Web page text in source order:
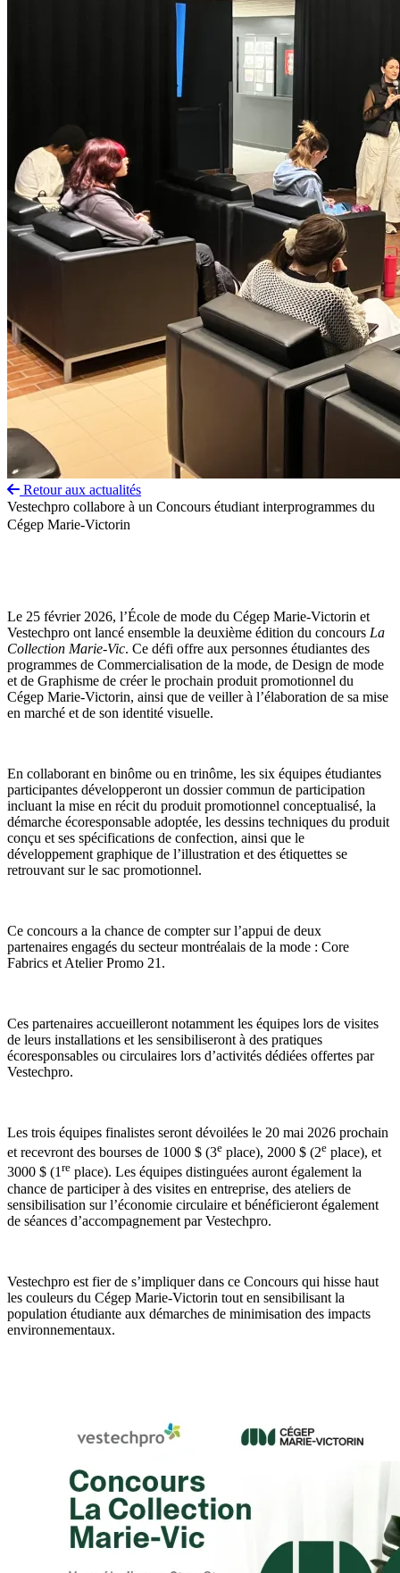
Retour aux actualités
Vestechpro collabore à un Concours étudiant interprogrammes du
Cégep Marie-Victorin
Le 25 février 2026, l’École de mode du Cégep Marie-Victorin et
Vestechpro ont lancé ensemble la deuxième édition du concours La
Collection Marie-Vic. Ce défi offre aux personnes étudiantes des
programmes de Commercialisation de la mode, de Design de mode
et de Graphisme de créer le prochain produit promotionnel du
Cégep Marie-Victorin, ainsi que de veiller à l’élaboration de sa mise
en marché et de son identité visuelle.
En collaborant en binôme ou en trinôme, les six équipes étudiantes
participantes développeront un dossier commun de participation
incluant la mise en récit du produit promotionnel conceptualisé, la
démarche écoresponsable adoptée, les dessins techniques du produit
conçu et ses spécifications de confection, ainsi que le
développement graphique de l’illustration et des étiquettes se
retrouvant sur le sac promotionnel.
Ce concours a la chance de compter sur l’appui de deux
partenaires engagés du secteur montréalais de la mode : Core
Fabrics et Atelier Promo 21 .
Ces partenaires accueilleront notamment les équipes lors de visites
de leurs installations et les sensibiliseront à des pratiques
écoresponsables ou circulaires lors d’activités dédiées offertes par
Vestechpro.
Les trois équipes finalistes seront dévoilées le 20 mai 2026 prochain
et recevront des bourses de 1000 $ (3e place), 2000 $ (2e place), et
3000 $ (1re place). Les équipes distinguées auront également la
chance de participer à des visites en entreprise, des ateliers de
sensibilisation sur l’économie circulaire et bénéficieront également
de séances d’accompagnement par Vestechpro.
Vestechpro est fier de s’impliquer dans ce Concours qui hisse haut
les couleurs du Cégep Marie-Victorin tout en sensibilisant la
population étudiante aux démarches de minimisation des impacts
environnementaux.